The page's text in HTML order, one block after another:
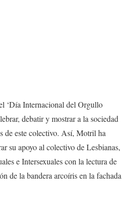
‘Día Internacional del Orgullo
debatir y mostrar a la sociedad
de este colectivo. Así, Motril ha
su apoyo al colectivo de Lesbianas,
e Intersexuales con la lectura de
de la bandera arcoíris en la fachada